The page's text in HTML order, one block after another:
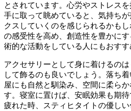
とされています。心労やストレス
手に取って眺めていると、気持ち
クスしていくのを感じられるかも
の感受性を高め、創造性を豊かに
術的な活動をしている人にもおすす
アクセサリーとして身に着けるの
して飾るのも良いでしょう。落ち
屋にも自然と馴染み、空間に柔ら
す。寝室に置けば、安眠効果も期待
疲れた時、スティヒタイトの優し